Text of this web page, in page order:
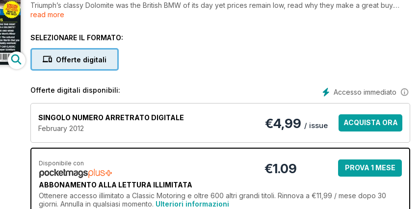
Triumph’s classy Dolomite was the British BMW of its day yet prices remain low, read why they make a great buy.
Aston DB2, our expert buying guide reveals why it’s finding its own following. Our Auto Assessment series looks at
motorsport use.
read more
SELEZIONARE IL FORMATO:
Offerte digitali
Accesso immediato
Offerte digitali disponibili:
SINGOLO NUMERO ARRETRATO DIGITALE
February 2012
€4,99 / issue ACQUISTA ORA
Disponibile con
ABBONAMENTO ALLA LETTURA ILLIMITATA
€1.09 PROVA 1 MESE
Ottenere accesso illimitato a Classic Motoring e oltre 600 altri grandi titoli. Rinnova a €11,99 / mese dopo 30
giorni. Annulla in qualsiasi momento. Ulteriori informazioni